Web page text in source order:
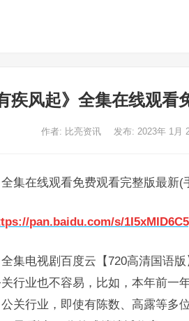
疾风起》全集在线观
作者: 比亮资讯 发布: 2023年 1月
全集在线观看免费观看完整版最新(
pan.baidu.com/s/
全集电视剧百度云【720高清国语
行业也不容易，比如，本年前一
关行业，即使有陈数、高露等多